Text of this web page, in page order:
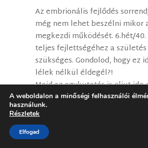
Az embrionális fejlődés
még nem lehet beszélni mikor
megkezdi működését. 6.hét/
teljes fejlettségéhez a
szükséges. Gondolod, hogy ez
lélek nélkül éldegél?!
Majd az agykutatás is eljut ide
Élethosszig Kereső
16:35 közelében
A weboldalon a minőségi felhasználói
használunk.
Részletek
Elfogad